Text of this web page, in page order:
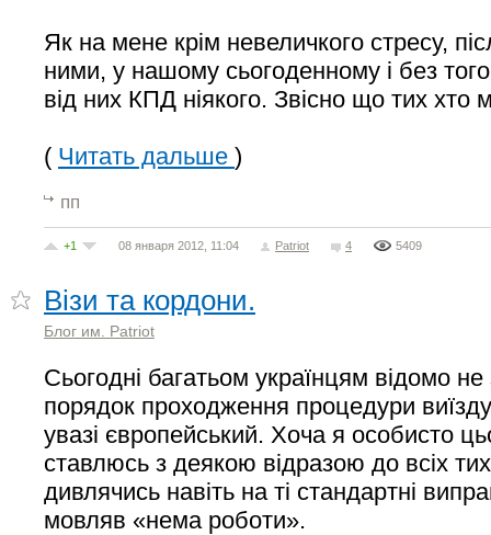
Як на мене крім невеличкого стресу,
ними, у нашому сьогоденному і без
від них КПД ніякого. Звісно що тих хто
( Читать дальше )
пп
+1 08 января 2012, 11:04 Patriot 4 5409
Візи та кордони.
Блог им. Patriot
Сьогодні багатьом українцям відомо не
порядок проходження процедури
увазі європейський. Хоча я особисто
ставлюсь з деякою відразою до всіх
дивлячись навіть на ті стандартні
мовляв «нема роботи».